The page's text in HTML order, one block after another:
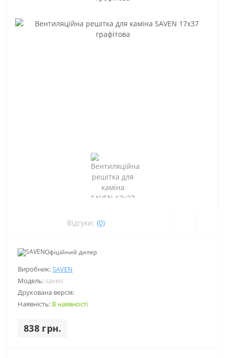
Відгуки: (0)
Виробник:SAVEN
Модель: saven
Друкована версія:
Наявність: В наявності
838 грн.
Офіційний дилер